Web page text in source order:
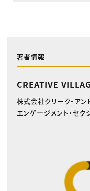
著者情報
CREATIVE
株式会社クリーク・アン
エンゲージメント・セク